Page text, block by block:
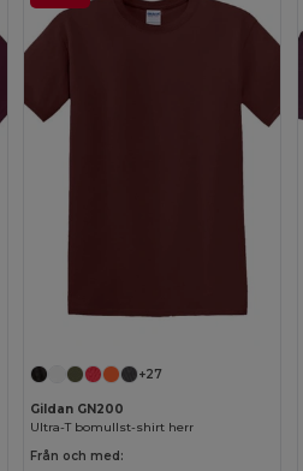
Anpassa det!
+27
Gildan GN200
Ultra-T bomullst-shirt herr
Från och med: